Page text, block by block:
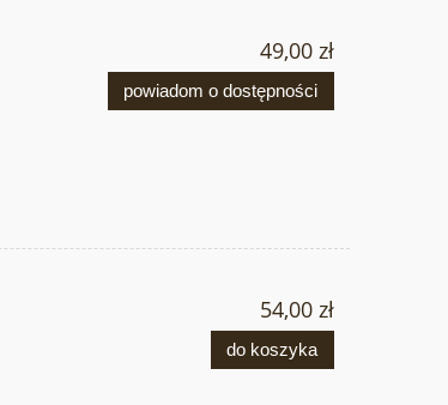
49,00 zł
powiadom o dostępności
54,00 zł
do koszyka